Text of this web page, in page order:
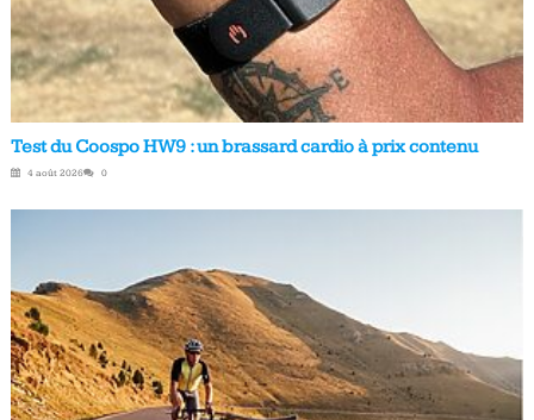
Test du Coospo HW9 : un brassard cardio à prix contenu
4 août 2026 0